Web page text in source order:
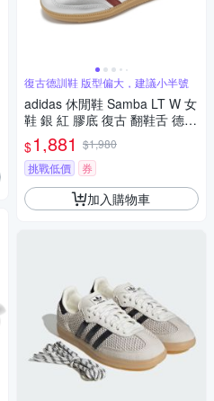
復古德訓鞋 版型偏大，建議小半號
adidas 休閒鞋 Samba LT W 女
鞋 銀 紅 膠底 復古 翻鞋舌 德訓
鞋 愛迪達 JH5707
$1,881 $1,980
挑戰低價
券
加入購物車